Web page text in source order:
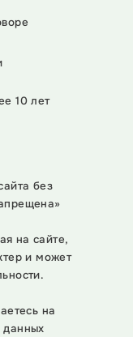
10 лет
без
на сайте,
и может
на
данных